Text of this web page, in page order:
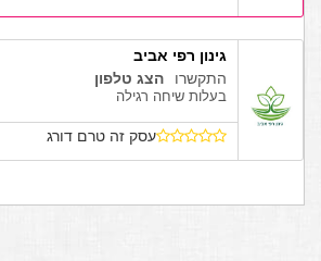
גינון רפי אביב
התקשרו
הצג טלפון
בעלות שיחה רגילה
עסק זה טרם דורג